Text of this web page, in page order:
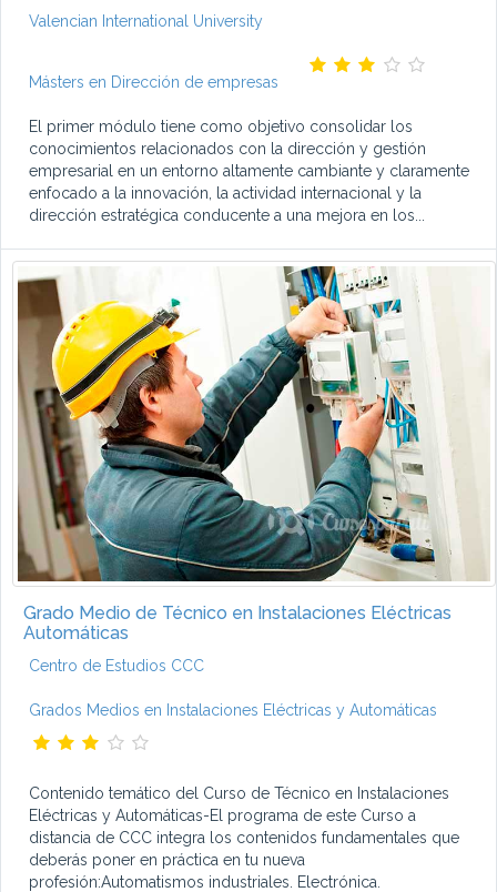
Valencian International University
Másters en Dirección de empresas
El primer módulo tiene como objetivo consolidar los
conocimientos relacionados con la dirección y gestión
empresarial en un entorno altamente cambiante y claramente
enfocado a la innovación, la actividad internacional y la
dirección estratégica conducente a una mejora en los...
Grado Medio de Técnico en Instalaciones Eléctricas
Automáticas
Centro de Estudios CCC
Grados Medios en Instalaciones Eléctricas y Automáticas
Contenido temático del Curso de Técnico en Instalaciones
Eléctricas y Automáticas-El programa de este Curso a
distancia de CCC integra los contenidos fundamentales que
deberás poner en práctica en tu nueva
profesión:Automatismos industriales. Electrónica.